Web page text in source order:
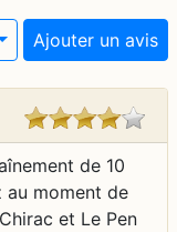
Ajouter un avis
de 10
au moment de
et Le Pen